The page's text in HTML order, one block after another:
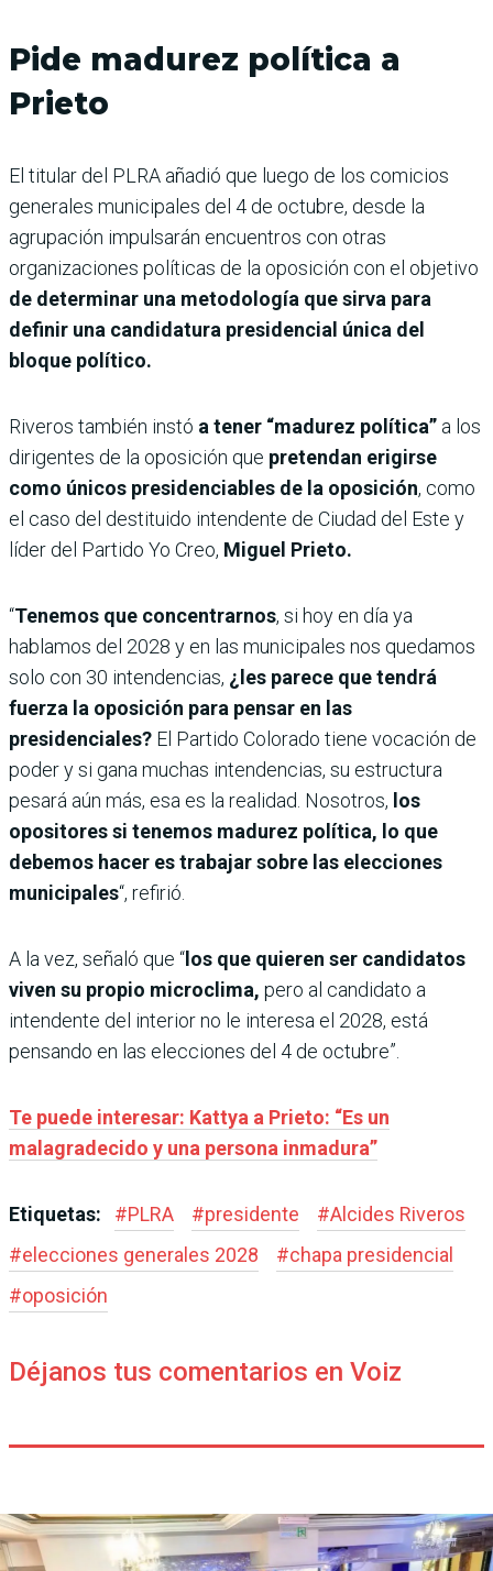
Pide madurez política a
Prieto
El titular del PLRA añadió que luego de los comicios
generales municipales del 4 de octubre, desde la
agrupación impulsarán encuentros con otras
organizaciones políticas de la oposición con el objetivo
de determinar una metodología que sirva para
definir una candidatura presidencial única del
bloque político.
Riveros también instó a tener “madurez política” a los
dirigentes de la oposición que pretendan erigirse
como únicos presidenciables de la oposición, como
el caso del destituido intendente de Ciudad del Este y
líder del Partido Yo Creo, Miguel Prieto.
“Tenemos que concentrarnos, si hoy en día ya
hablamos del 2028 y en las municipales nos quedamos
solo con 30 intendencias, ¿les parece que tendrá
fuerza la oposición para pensar en las
presidenciales? El Partido Colorado tiene vocación de
poder y si gana muchas intendencias, su estructura
pesará aún más, esa es la realidad. Nosotros, los
opositores si tenemos madurez política, lo que
debemos hacer es trabajar sobre las elecciones
municipales“, refirió.
A la vez, señaló que “ los que quieren ser candidatos
viven su propio microclima, pero al candidato a
intendente del interior no le interesa el 2028, está
pensando en las elecciones del 4 de octubre”.
Te puede interesar: Kattya a Prieto: “Es un
malagradecido y una persona inmadura”
Etiquetas: #PLRA #presidente #Alcides Riveros
#elecciones generales 2028 #chapa presidencial
#oposición
Déjanos tus comentarios en Voiz